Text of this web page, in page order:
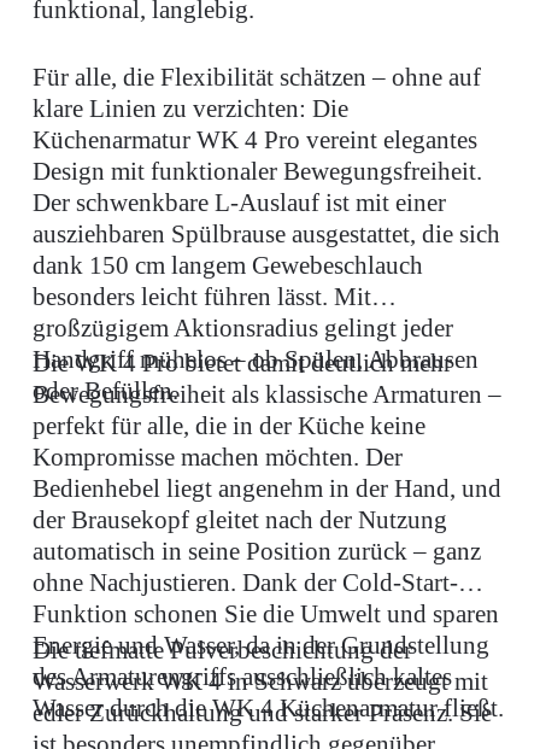
funktional, langlebig.
Für alle, die Flexibilität schätzen – ohne auf
klare Linien zu verzichten: Die
Küchenarmatur WK 4 Pro vereint elegantes
Design mit funktionaler Bewegungsfreiheit.
Der schwenkbare L-Auslauf ist mit einer
ausziehbaren Spülbrause ausgestattet, die sich
dank 150 cm langem Gewebeschlauch
besonders leicht führen lässt. Mit
großzügigem Aktionsradius gelingt jeder
Handgriff mühelos – ob Spülen, Abbrausen
oder Befüllen.
Die WK 4 Pro bietet damit deutlich mehr
Bewegungsfreiheit als klassische Armaturen –
perfekt für alle, die in der Küche keine
Kompromisse machen möchten. Der
Bedienhebel liegt angenehm in der Hand, und
der Brausekopf gleitet nach der Nutzung
automatisch in seine Position zurück – ganz
ohne Nachjustieren. Dank der Cold-Start-
Funktion schonen Sie die Umwelt und sparen
Energie und Wasser, da in der Grundstellung
des Armaturengriffs ausschließlich kaltes
Wasser durch die WK 4 Küchenarmatur fließt.
Die tiefmatte Pulverbeschichtung der
Wasserwerk WK 4 in Schwarz überzeugt mit
edler Zurückhaltung und starker Präsenz. Sie